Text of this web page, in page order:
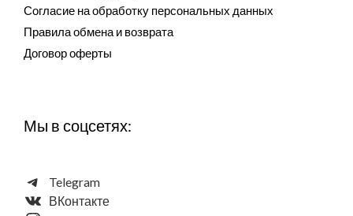
Согласие на обработку персональных данных
Правила обмена и возврата
Договор оферты
Мы в соцсетях:
Telegram
ВКонтакте